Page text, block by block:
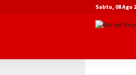
Sabtu, 08 Agu